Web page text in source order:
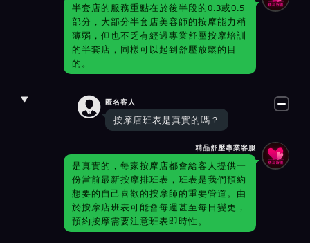
半套店的服務重點在於後半段的0.3或0.5
部分，大部分半套店美容師的按摩能力稍
薄弱，但也不乏有經過專業舒壓按摩培訓
的半套店，同樣可以起到舒壓放鬆的目
的。
 匿名客人
按摩店班表是真實的嗎？
精品舒壓專業客服
是真實的，每家按摩店都會給客人提供一
份當前最新按摩排班表，班表是我們預約
想要的自己喜歡的按摩師的重要管道。由
於按摩店班表可能會每週甚至每日變更，
預約按摩需要注意班表即時性。